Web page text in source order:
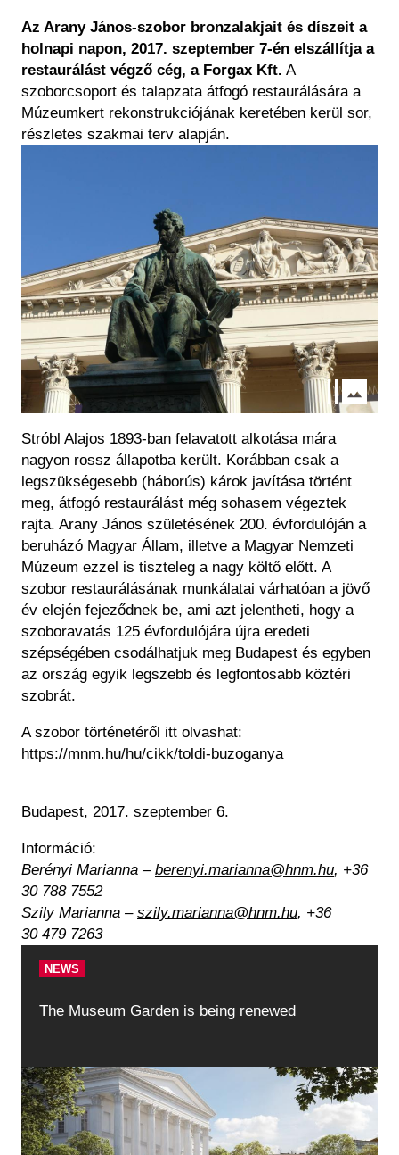
Coins Collection
Central Archive
Az Arany János-szobor bronzalakjait és díszeit a
holnapi napon, 2017. szeptember 7-én elszállítja a
restaurálást végző cég, a Forgax Kft. A
szoborcsoport és talapzata átfogó restaurálására a
Múzeumkert rekonstrukciójának keretében kerül sor,
részletes szakmai terv alapján.
Stróbl Alajos 1893-ban felavatott alkotása mára
nagyon rossz állapotba került. Korábban csak a
legszükségesebb (háborús) károk javítása történt
meg, átfogó restaurálást még sohasem végeztek
rajta. Arany János születésének 200. évfordulóján a
beruházó Magyar Állam, illetve a Magyar Nemzeti
Múzeum ezzel is tiszteleg a nagy költő előtt. A
szobor restaurálásának munkálatai várhatóan a jövő
év elején fejeződnek be, ami azt jelentheti, hogy a
szoboravatás 125 évfordulójára újra eredeti
szépségében csodálhatjuk meg Budapest és egyben
az ország egyik legszebb és legfontosabb köztéri
szobrát.
A szobor történetéről itt olvashat:
https://mnm.hu/hu/cikk/toldi-buzoganya
Budapest, 2017. szeptember 6.
Információ:
Berényi Marianna – berenyi.marianna@hnm.hu, +36
30 788 7552
Szily Marianna – szily.marianna@hnm.hu, +36
30 479 7263
NEWS
The Museum Garden is being renewed